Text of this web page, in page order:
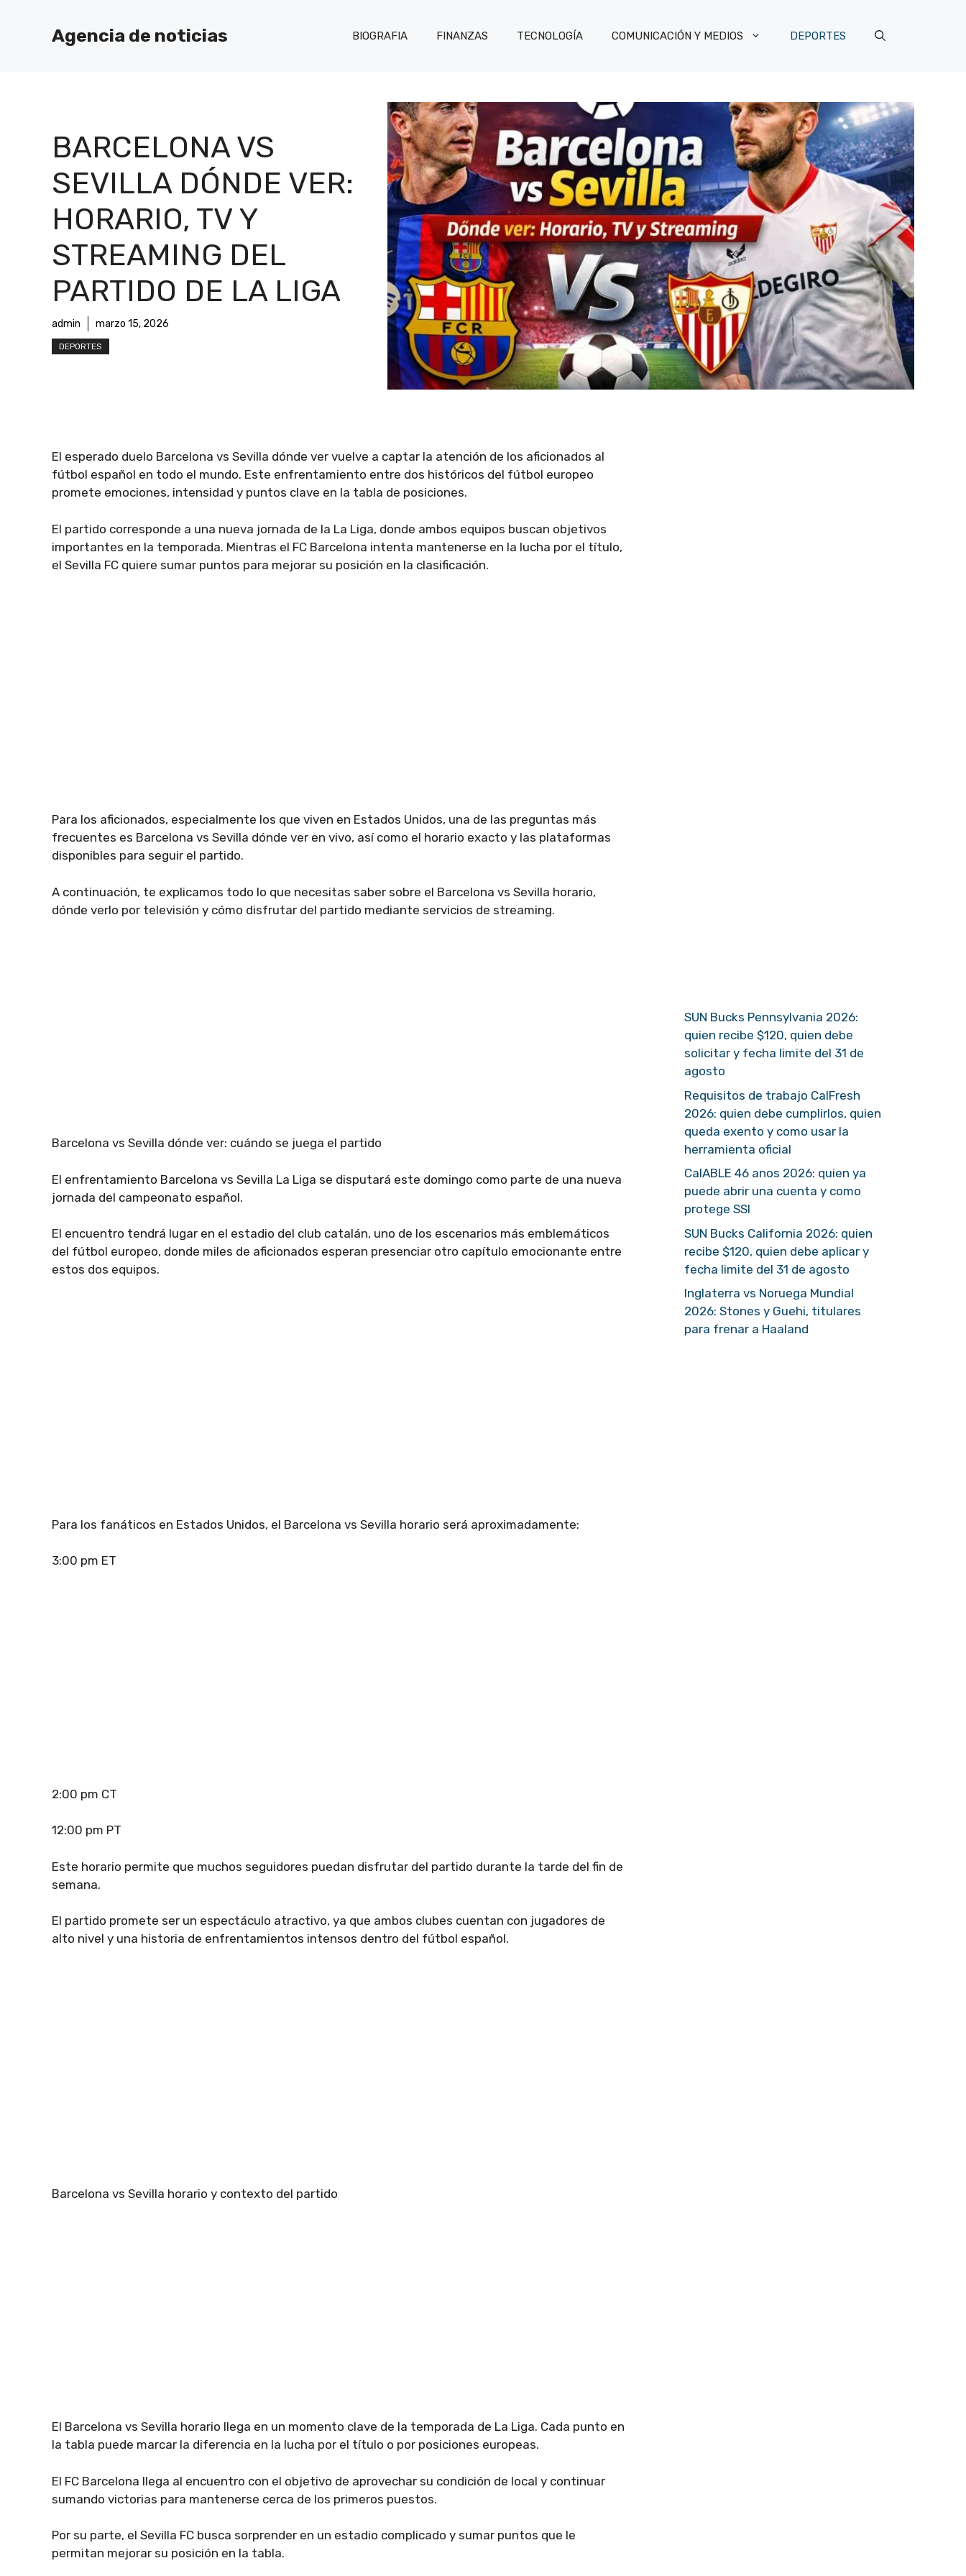
contenidoAgencia de noticias BIOGRAFIA FINANZAS TECNOLOGÍA COMUNICACIÓN Y MEDIOS DEPORTES
BARCELONA VS
SEVILLA DÓNDE VER:
HORARIO, TV Y
STREAMING DEL
PARTIDO DE LA LIGA
admin marzo 15, 2026
DEPORTES
El esperado duelo Barcelona vs Sevilla dónde ver vuelve a captar la atención de los aficionados al
fútbol español en todo el mundo. Este enfrentamiento entre dos históricos del fútbol europeo
promete emociones, intensidad y puntos clave en la tabla de posiciones.
El partido corresponde a una nueva jornada de la La Liga, donde ambos equipos buscan objetivos
importantes en la temporada. Mientras el FC Barcelona intenta mantenerse en la lucha por el título,
el Sevilla FC quiere sumar puntos para mejorar su posición en la clasificación.
Para los aficionados, especialmente los que viven en Estados Unidos, una de las preguntas más
frecuentes es Barcelona vs Sevilla dónde ver en vivo, así como el horario exacto y las plataformas
disponibles para seguir el partido.
A continuación, te explicamos todo lo que necesitas saber sobre el Barcelona vs Sevilla horario,
dónde verlo por televisión y cómo disfrutar del partido mediante servicios de streaming.
Barcelona vs Sevilla dónde ver: cuándo se juega el partido
El enfrentamiento Barcelona vs Sevilla La Liga se disputará este domingo como parte de una nueva
jornada del campeonato español.
El encuentro tendrá lugar en el estadio del club catalán, uno de los escenarios más emblemáticos
del fútbol europeo, donde miles de aficionados esperan presenciar otro capítulo emocionante entre
estos dos equipos.
Para los fanáticos en Estados Unidos, el Barcelona vs Sevilla horario será aproximadamente:
3:00 pm ET
2:00 pm CT
12:00 pm PT
Este horario permite que muchos seguidores puedan disfrutar del partido durante la tarde del fin de
semana.
El partido promete ser un espectáculo atractivo, ya que ambos clubes cuentan con jugadores de
alto nivel y una historia de enfrentamientos intensos dentro del fútbol español.
Barcelona vs Sevilla horario y contexto del partido
El Barcelona vs Sevilla horario llega en un momento clave de la temporada de La Liga. Cada punto en
la tabla puede marcar la diferencia en la lucha por el título o por posiciones europeas.
El FC Barcelona llega al encuentro con el objetivo de aprovechar su condición de local y continuar
sumando victorias para mantenerse cerca de los primeros puestos.
Por su parte, el Sevilla FC busca sorprender en un estadio complicado y sumar puntos que le
permitan mejorar su posición en la tabla.
SUN Bucks Pennsylvania 2026:
quien recibe $120, quien debe
solicitar y fecha limite del 31 de
agosto
Requisitos de trabajo CalFresh
2026: quien debe cumplirlos, quien
queda exento y como usar la
herramienta oficial
CalABLE 46 anos 2026: quien ya
puede abrir una cuenta y como
protege SSI
SUN Bucks California 2026: quien
recibe $120, quien debe aplicar y
fecha limite del 31 de agosto
Inglaterra vs Noruega Mundial
2026: Stones y Guehi, titulares
para frenar a Haaland